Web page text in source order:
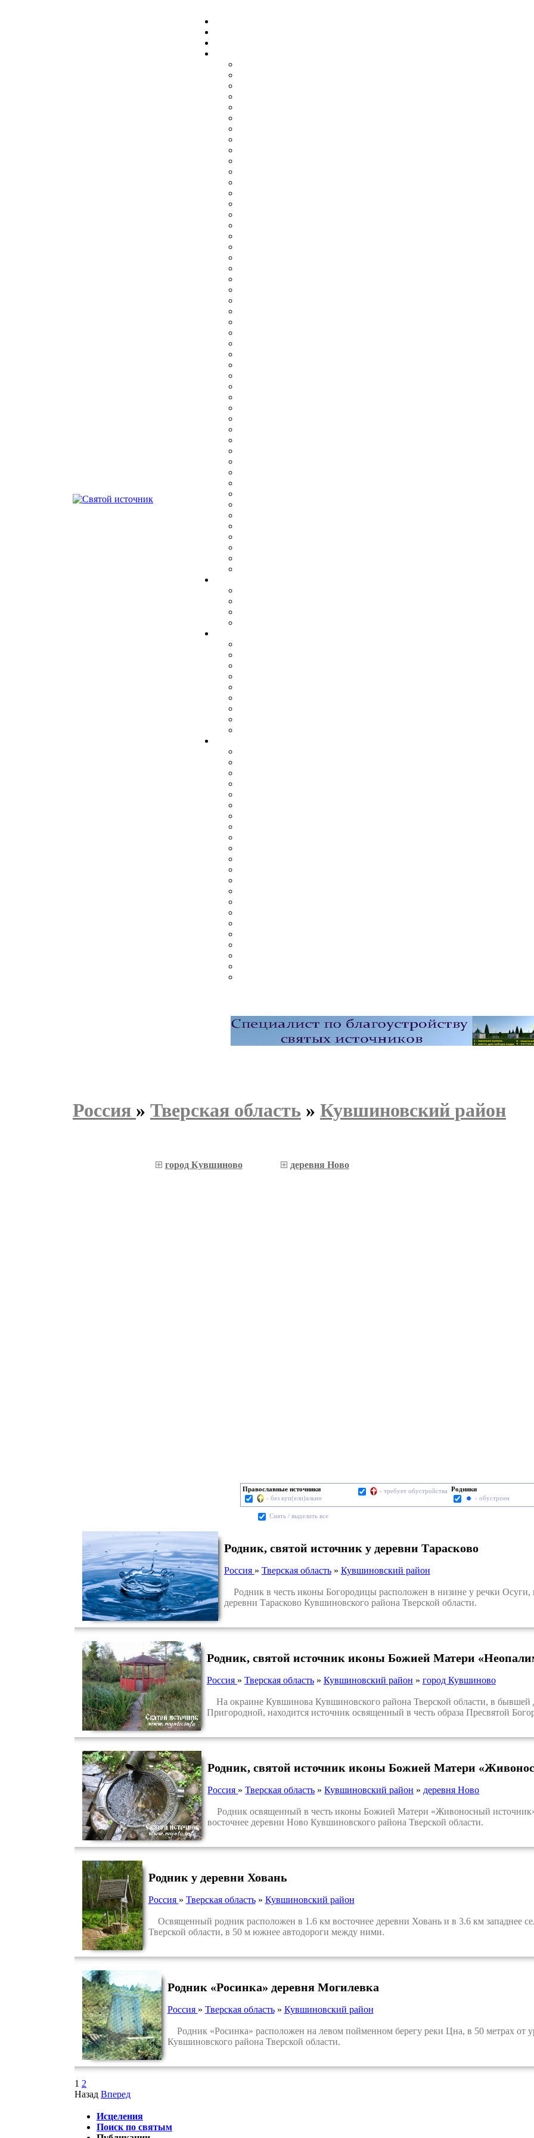
Россия » Тверская область » Кувшиновский район
город Кувшиново деревня Ново
Православные источники
- без куп(ели)альни
- требует обустройства Родники
- обустроен
Cнять / выделить все
Родник, святой источник у деревни Тарасково
Россия » Тверская область» Кувшиновский район
Родник в честь иконы Богородицы расположен в низине у речки Осуги,
деревни Тарасково Кувшиновского района Тверской области.
Родник, святой источник иконы Божией Матери
Россия » Тверская область» Кувшиновский район » город Кувшиново
На окраине Кувшинова Кувшиновского района Тверской области, в бывшей
Пригородной, находится источник освященный в честь образа Пресвятой
Родник, святой источник иконы Божией Матери
Россия »Тверская область »Кувшиновский район » деревня Ново
Родник освященный в честь иконы Божией Матери «Живоносный
восточнее деревни Ново Кувшиновского района Тверской области.
Родник у деревни Ховань
Россия » Тверская область» Кувшиновский район
Освященный родник расположен в 1.6 км восточнее деревни Ховань и в 3.6 км западнее
Тверской области, в 50 м южнее автодороги между ними.
Родник «Росинка» деревня Могилевка
Россия » Тверская область» Кувшиновский район
Родник «Росинка» расположен на левом пойменном берегу реки Цна, в 50 метрах от
Кувшиновского района Тверской области.
1 2
Назад Вперед
Исцеления
Поиск по святым